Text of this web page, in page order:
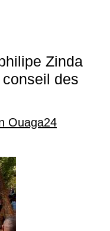
Zinda
des
Ouaga24